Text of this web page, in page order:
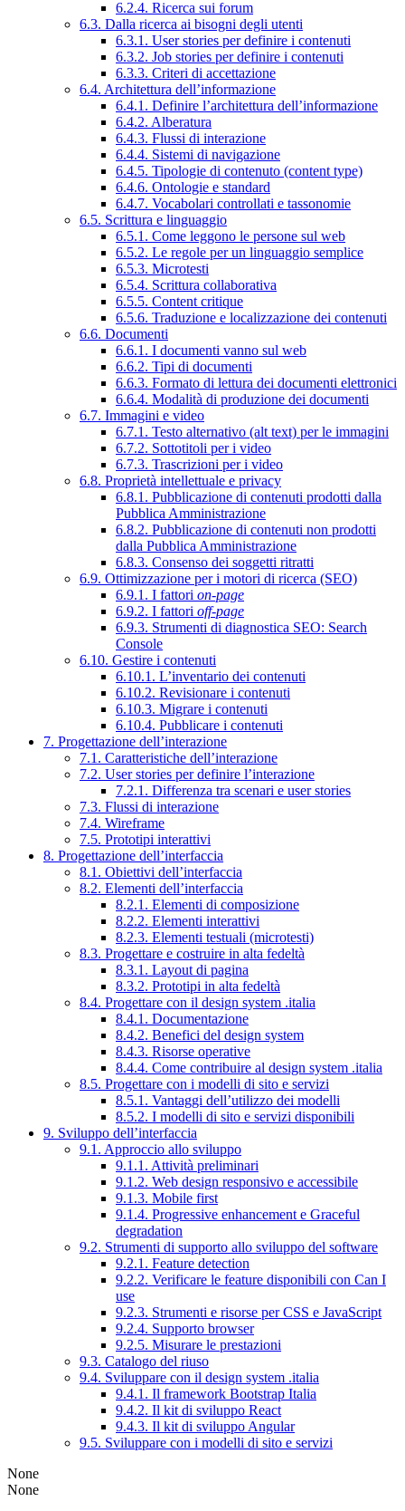
6.2.4. Ricerca sui forum
6.3. Dalla ricerca ai bisogni degli utenti
6.3.1. User stories per definire i contenuti
6.3.2. Job stories per definire i contenuti
6.3.3. Criteri di accettazione
6.4. Architettura dell’informazione
6.4.1. Definire l’architettura dell’informazione
6.4.2. Alberatura
6.4.3. Flussi di interazione
6.4.4. Sistemi di navigazione
6.4.5. Tipologie di contenuto (content type)
6.4.6. Ontologie e standard
6.4.7. Vocabolari controllati e tassonomie
6.5. Scrittura e linguaggio
6.5.1. Come leggono le persone sul web
6.5.2. Le regole per un linguaggio semplice
6.5.3. Microtesti
6.5.4. Scrittura collaborativa
6.5.5. Content critique
6.5.6. Traduzione e localizzazione dei contenuti
6.6. Documenti
6.6.1. I documenti vanno sul web
6.6.2. Tipi di documenti
6.6.3. Formato di lettura dei documenti elettronici
6.6.4. Modalità di produzione dei documenti
6.7. Immagini e video
6.7.1. Testo alternativo (alt text) per le immagini
6.7.2. Sottotitoli per i video
6.7.3. Trascrizioni per i video
6.8. Proprietà intellettuale e privacy
6.8.1. Pubblicazione di contenuti prodotti dalla
Pubblica Amministrazione
6.8.2. Pubblicazione di contenuti non prodotti
dalla Pubblica Amministrazione
6.8.3. Consenso dei soggetti ritratti
6.9. Ottimizzazione per i motori di ricerca (SEO)
6.9.1. I fattori on-page
6.9.2. I fattori off-page
6.9.3. Strumenti di diagnostica SEO: Search
Console
6.10. Gestire i contenuti
6.10.1. L’inventario dei contenuti
6.10.2. Revisionare i contenuti
6.10.3. Migrare i contenuti
6.10.4. Pubblicare i contenuti
7. Progettazione dell’interazione
7.1. Caratteristiche dell’interazione
7.2. User stories per definire l’interazione
7.2.1. Differenza tra scenari e user stories
7.3. Flussi di interazione
7.4. Wireframe
7.5. Prototipi interattivi
8. Progettazione dell’interfaccia
8.1. Obiettivi dell’interfaccia
8.2. Elementi dell’interfaccia
8.2.1. Elementi di composizione
8.2.2. Elementi interattivi
8.2.3. Elementi testuali (microtesti)
8.3. Progettare e costruire in alta fedeltà
8.3.1. Layout di pagina
8.3.2. Prototipi in alta fedeltà
8.4. Progettare con il design system .italia
8.4.1. Documentazione
8.4.2. Benefici del design system
8.4.3. Risorse operative
8.4.4. Come contribuire al design system .italia
8.5. Progettare con i modelli di sito e servizi
8.5.1. Vantaggi dell’utilizzo dei modelli
8.5.2. I modelli di sito e servizi disponibili
9. Sviluppo dell’interfaccia
9.1. Approccio allo sviluppo
9.1.1. Attività preliminari
9.1.2. Web design responsivo e accessibile
9.1.3. Mobile first
9.1.4. Progressive enhancement e Graceful
degradation
9.2. Strumenti di supporto allo sviluppo del software
9.2.1. Feature detection
9.2.2. Verificare le feature disponibili con Can I
use
9.2.3. Strumenti e risorse per CSS e JavaScript
9.2.4. Supporto browser
9.2.5. Misurare le prestazioni
9.3. Catalogo del riuso
9.4. Sviluppare con il design system .italia
9.4.1. Il framework Bootstrap Italia
9.4.2. Il kit di sviluppo React
9.4.3. Il kit di sviluppo Angular
9.5. Sviluppare con i modelli di sito e servizi
None
None